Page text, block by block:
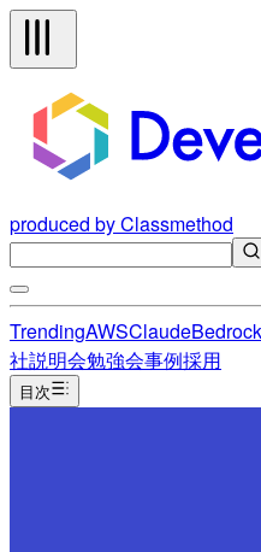
produced by Classmethod
TrendingAWSClaudeBedrock
社説明会勉強会事例採用
目次